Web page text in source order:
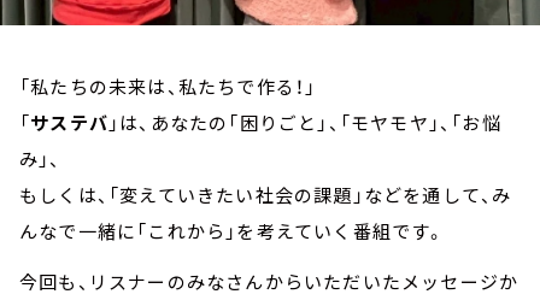
「私たちの未来は、私たちで作る！」
「サステバ 」は、あなたの「困りごと」、「モヤモヤ」、「お悩
み」、
もしくは、「変えていきたい社会の課題」などを通して、み
んなで一緒に「これから」を考えていく番組です。
今回も、リスナーのみなさんからいただいたメッセージか